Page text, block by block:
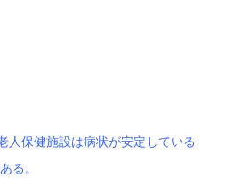
保健施設は病状が安定している
る。